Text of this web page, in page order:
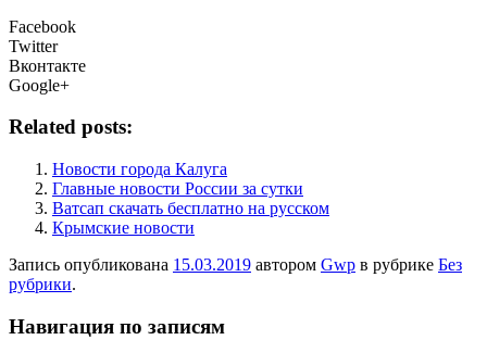
Facebook
Twitter
Вконтакте
Google+
Related posts:
Новости города Калуга
Главные новости России за сутки
Ватсап скачать бесплатно на русском
Крымские новости
Запись опубликована 15.03.2019 автором Gwp в рубрике Без
рубрики.
Навигация по записям